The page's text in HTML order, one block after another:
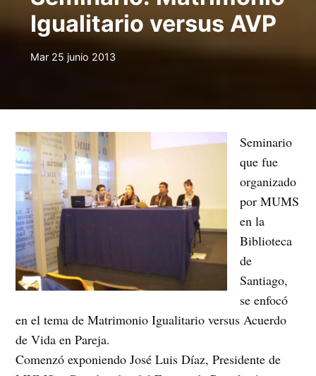
Igualitario versus AVP
Mar 25 junio 2013
Seminario
que fue
organizado
por MUMS
en la
Biblioteca
de
Santiago,
se enfocó
en el tema de Matrimonio Igualitario versus Acuerdo
de Vida en Pareja.
Comenzó exponiendo José Luis Díaz, Presidente de